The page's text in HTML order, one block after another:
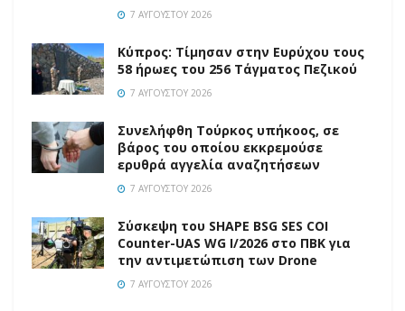
7 ΑΥΓΟΎΣΤΟΥ 2026
Κύπρος: Τίμησαν στην Ευρύχου τους
58 ήρωες του 256 Τάγματος Πεζικού
7 ΑΥΓΟΎΣΤΟΥ 2026
Συνελήφθη Τούρκος υπήκοος, σε
βάρος του οποίου εκκρεμούσε
ερυθρά αγγελία αναζητήσεων
7 ΑΥΓΟΎΣΤΟΥ 2026
Σύσκεψη του SHAPE BSG SES COI
Counter-UAS WG I/2026 στο ΠΒΚ για
την αντιμετώπιση των Drone
7 ΑΥΓΟΎΣΤΟΥ 2026